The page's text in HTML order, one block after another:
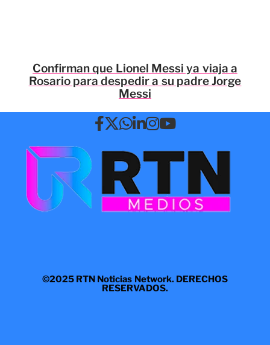
Confirman que Lionel Messi ya viaja a
Rosario para despedir a su padre Jorge
Messi
©2025 RTN Noticias Network. DERECHOS
RESERVADOS.